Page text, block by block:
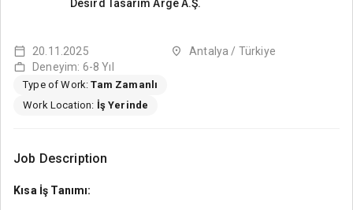
Desird Tasarım Arge A.Ş.
20.11.2025
Antalya / Türkiye
Deneyim: 6-8 Yıl
Type of Work:Tam Zamanlı
Work Location: İş Yerinde
Job Description
Kısa İş Tanımı: